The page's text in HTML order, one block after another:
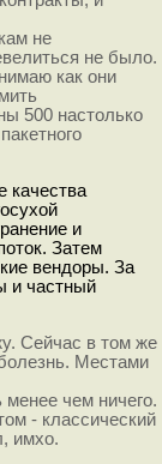
не
не было.
как они
500 настолько
качества
и
Затем
вендоры. За
и частный
Сейчас в том же
Местами
чем ничего.
- классический
имхо.